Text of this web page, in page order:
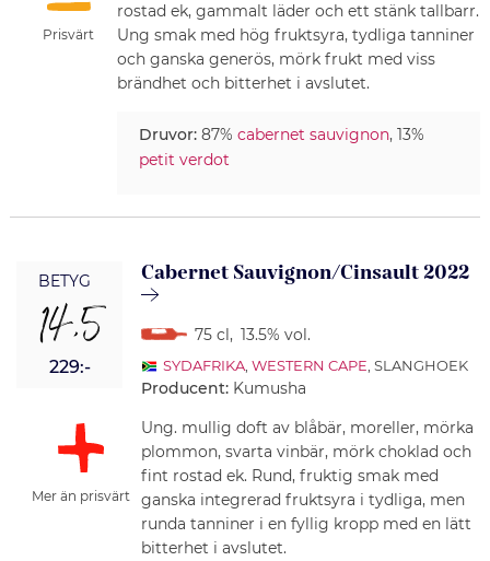
Prisvärt
rostad ek, gammalt läder och ett stänk tallbarr.
Ung smak med hög fruktsyra, tydliga tanniner
och ganska generös, mörk frukt med viss
brändhet och bitterhet i avslutet.
Druvor:87% cabernet sauvignon, 13%
petit verdot
BETYG
14,5
229:-
Mer än prisvärt
Cabernet Sauvignon/Cinsault 2022
75 cl, 13.5% vol.
SYDAFRIKA, WESTERN CAPE , SLANGHOEK
Producent: Kumusha
Ung. mullig doft av blåbär, moreller, mörka
plommon, svarta vinbär, mörk choklad och
fint rostad ek. Rund, fruktig smak med
ganska integrerad fruktsyra i tydliga, men
runda tanniner i en fyllig kropp med en lätt
bitterhet i avslutet.